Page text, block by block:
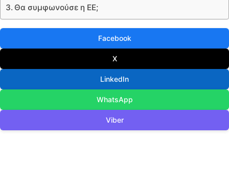
Θα συμφωνούσε η ΕΕ;
Facebook
X
LinkedIn
WhatsApp
Viber